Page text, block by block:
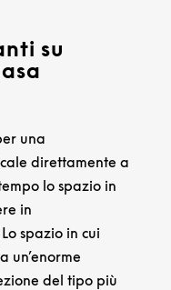
su
una
direttamente a
lo spazio in
in
spazio in cui
un’enorme
del tipo più